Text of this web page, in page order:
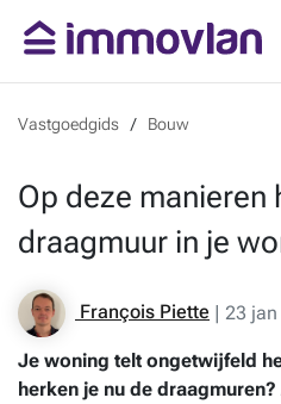
Vastgoedgids Bouw
Op deze manieren
draagmuur in je
François Piette | 23
Je woning telt ongetwijfeld
herken je nu de